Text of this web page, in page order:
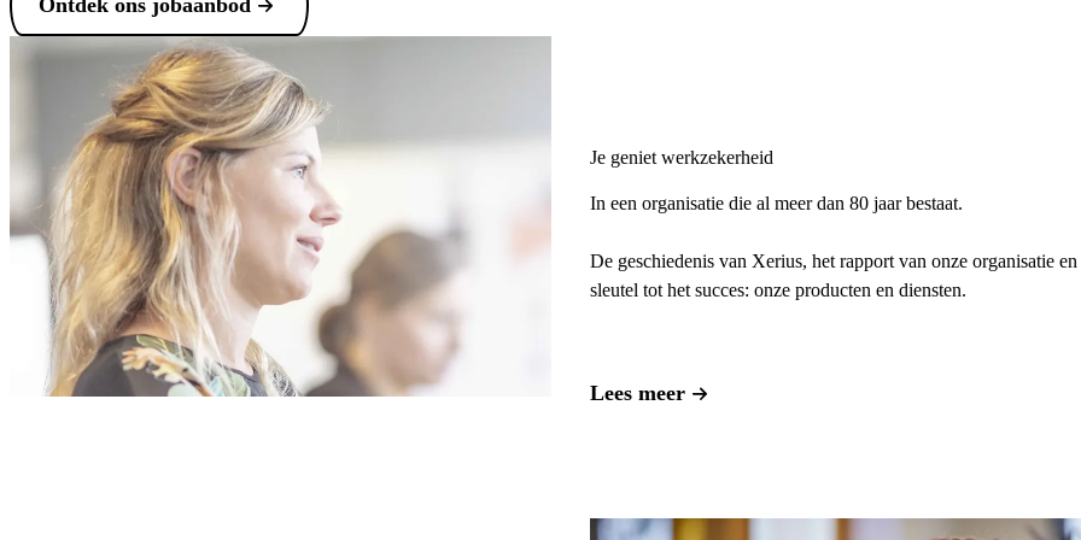
Ontdek ons jobaanbod
Je geniet werkzekerheid
In een organisatie die al meer dan 80 jaar bestaat.
De geschiedenis van Xerius, het rapport van onze organisatie en
sleutel tot het succes: onze producten en diensten.
Lees meer